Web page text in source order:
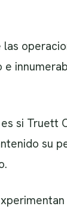
si Truett
su